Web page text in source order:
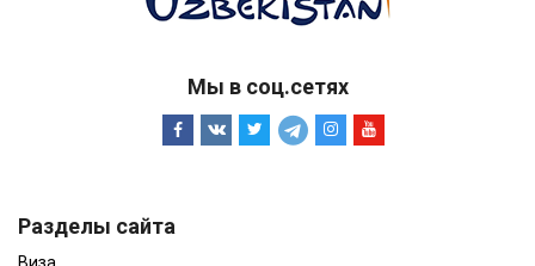
Мы в соц.сетях
Разделы сайта